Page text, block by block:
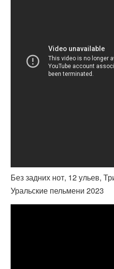
Без задних нот, 12 ульев,
Уральские пельмени 2023